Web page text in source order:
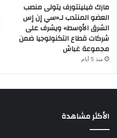
مارك فيلينتورف يتولى منصب
العضو المنتدب لـ«سي إن إس
الشرق الأوسط» ويشرف على
شركات قطاع التكنولوجيا ضمن
مجموعة غباش
منذ 5 أيام
الأكثر مشاهدة